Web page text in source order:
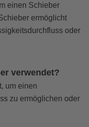
einen Schieber
ermöglicht
oder
verwendet?
um einen
zu ermöglichen oder